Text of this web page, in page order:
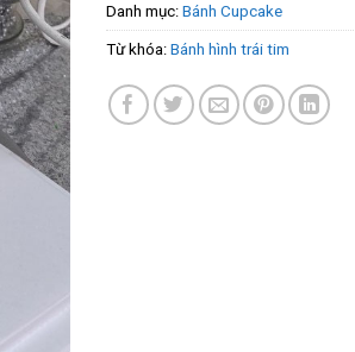
Danh mục: Bánh Cupcake
Từ khóa: Bánh hình trái tim